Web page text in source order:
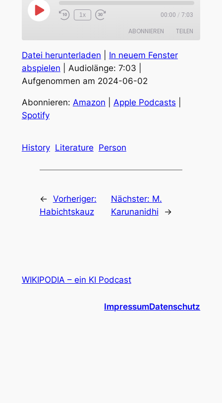
Play
Episode
1x 00:00 / 7:03
ABONNIEREN TEILEN
Amazon Apple Podcasts
TEILEN
LINK
EMBED
Datei herunterladen
In neuem Fenster
abspielen
Audiolänge: 7:03
Aufgenommen am 2024-06-02
Abonnieren: Amazon Apple Podcasts
Spotify
History Literature Person
← Vorheriger:
Habichtskauz
Nächster: M.
Karunanidhi
→
WIKIPODIA – ein KI Podcast
ImpressumDatenschutz